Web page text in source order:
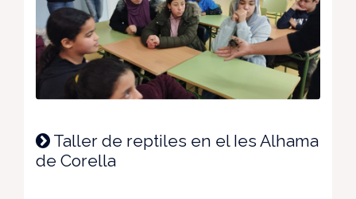
Taller de reptiles en el Ies Alhama
de Corella